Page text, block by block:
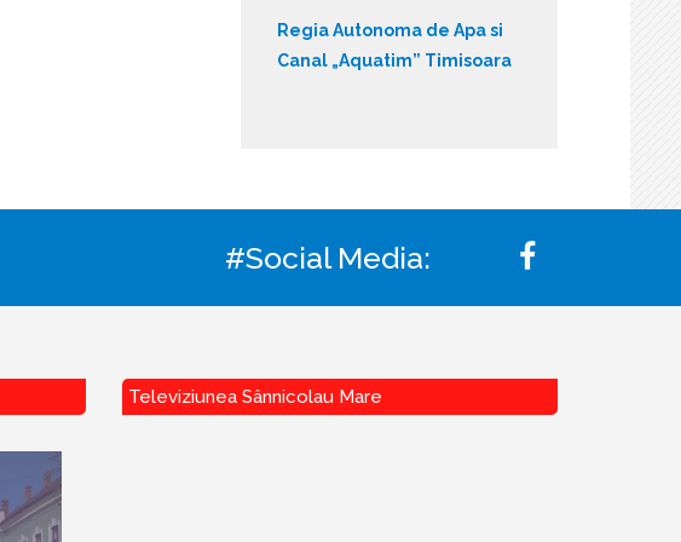
Regia Autonoma de Apa si
Canal „Aquatim” Timisoara
#Social Media:
Televiziunea Sânnicolau Mare